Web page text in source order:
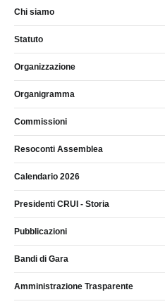
Chi siamo
Statuto
Organizzazione
Organigramma
Commissioni
Resoconti Assemblea
Calendario 2026
Presidenti CRUI - Storia
Pubblicazioni
Bandi di Gara
Amministrazione Trasparente